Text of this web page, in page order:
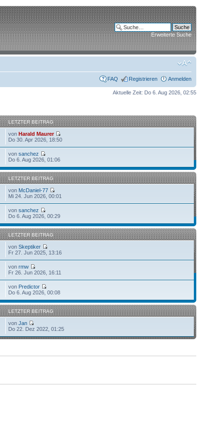
Erweiterte Suche
FAQ Registrieren Anmelden
Aktuelle Zeit: Do 6. Aug 2026, 02:55
LETZTER BEITRAG
vonHarald Maurer
Do 30. Apr 2026, 18:50
vonsanchez
Do 6. Aug 2026, 01:06
LETZTER BEITRAG
von McDaniel-77
Mi 24. Jun 2026, 00:01
vonsanchez
Do 6. Aug 2026, 00:29
LETZTER BEITRAG
vonSkeptiker
Fr 27. Jun 2025, 13:16
vonrmw
Fr 26. Jun 2026, 16:11
von Predictor
Do 6. Aug 2026, 00:08
LETZTER BEITRAG
vonJan
Do 22. Dez 2022, 01:25